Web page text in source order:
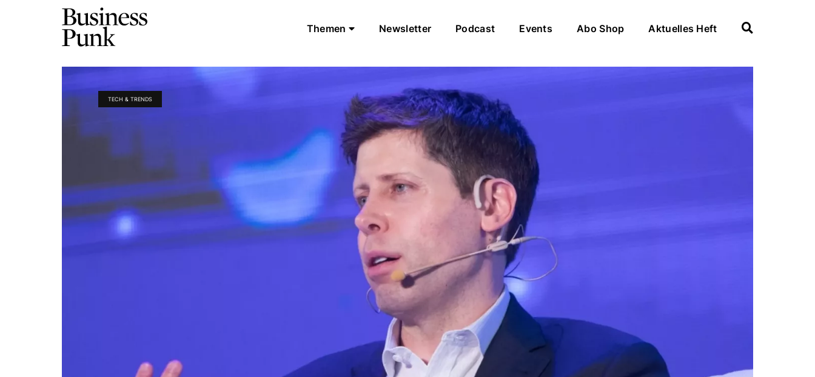
Themen Newsletter Podcast Events Abo Shop Aktuelles Heft
TECH & TRENDS